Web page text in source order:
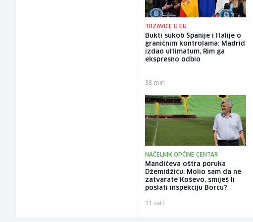
TRZAVICE U EU
Bukti sukob Španije i Italije o
graničnim kontrolama: Madrid
izdao ultimatum, Rim ga
ekspresno odbio
38 min
NAČELNIK OPĆINE CENTAR
Mandićeva oštra poruka
Džemidžiću: Molio sam da ne
zatvarate Koševo, smiješ li
poslati inspekciju Borcu?
11 sati